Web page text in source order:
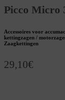
Picco Micro
Accessoires voor
kettingzagen /
Zaagkettingen
29,10€